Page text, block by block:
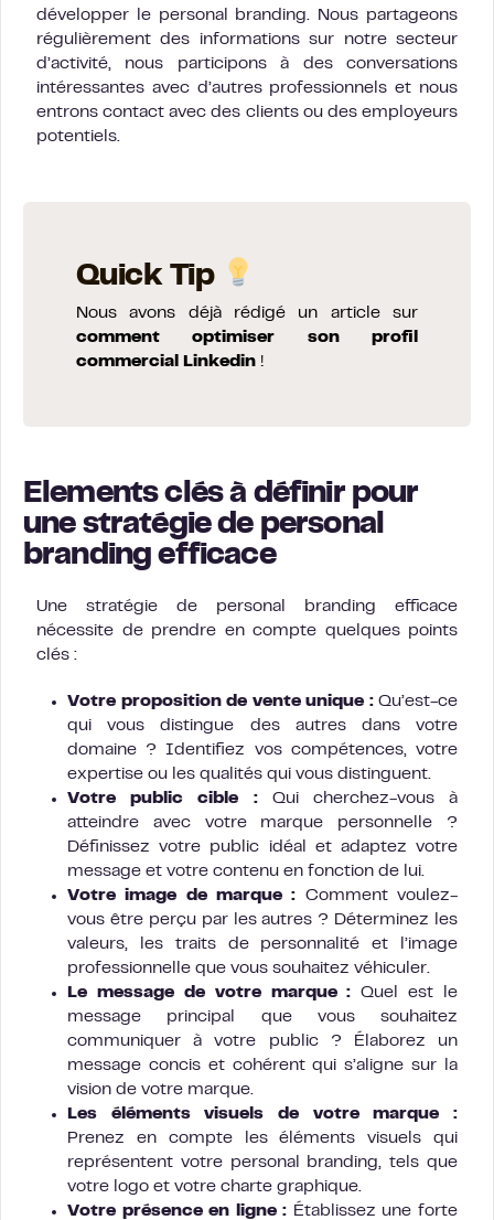
développer le personal branding. Nous partageons
régulièrement des informations sur notre secteur
d’activité, nous participons à des conversations
intéressantes avec d’autres professionnels et nous
entrons contact avec des clients ou des employeurs
potentiels.
Quick Tip
Nous avons déjà rédigé un article sur
comment optimiser son profil
commercial Linkedin !
Elements clés à définir pour
une stratégie de personal
branding efficace
Une stratégie de personal branding efficace
nécessite de prendre en compte quelques points
clés :
Votre proposition de vente unique :Qu’est-ce
qui vous distingue des autres dans votre
domaine ? Identifiez vos compétences, votre
expertise ou les qualités qui vous distinguent.
Votre public cible : Qui cherchez-vous à
atteindre avec votre marque personnelle ?
Définissez votre public idéal et adaptez votre
message et votre contenu en fonction de lui.
Votre image de marque : Comment voulez-
vous être perçu par les autres ? Déterminez les
valeurs, les traits de personnalité et l’image
professionnelle que vous souhaitez véhiculer.
Le message de votre marque :Quel est le
message principal que vous souhaitez
communiquer à votre public ? Élaborez un
message concis et cohérent qui s’aligne sur la
vision de votre marque.
Les éléments visuels de votre marque :
Prenez en compte les éléments visuels qui
représentent votre personal branding, tels que
votre logo et votre charte graphique.
Votre présence en ligne : Établissez une forte